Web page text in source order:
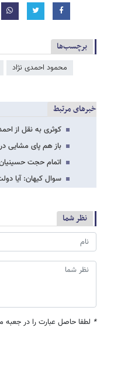
برچسب‌ها
محمود احمدی ‌نژاد
خبرهای مرتبط
کوثری به نقل از
باز هم پای مشایی
اتمام حجت
سوال کیهان: آیا
نظر شما
* لطفا حاصل عبارت را در جعبه